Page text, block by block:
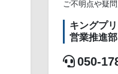
ご不明点や疑
キングプ
営業推進
050-